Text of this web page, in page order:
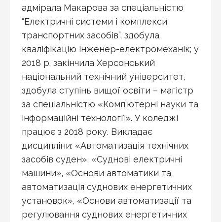
адмірала Макарова за спеціальністю
“Електричні системи і комплекси
транспортних засобів”, здобула
кваліфікацію інженер-електромеханік; у
2018 р. закінчила Херсонський
національний технічний університет,
здобула ступінь вищої освіти – магістр
за спеціальністю «Комп’ютерні науки та
інформаційні технології». У коледжі
працює з 2018 року. Викладає
дисципліни: «Автоматизація технічних
засобів суден», «Суднові електричні
машини», «Основи автоматики та
автоматизація суднових енергетичних
установок», «Основи автоматизації та
регулювання суднових енергетичних